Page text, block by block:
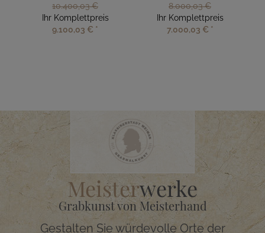
10.400,03 €
Ihr Komplettpreis
9.100,03 € *
8.000,03 €
Ihr Komplettpreis
7.000,03 € *
Meisterwerke
Grabkunst von Meisterhand
Gestalten Sie würdevolle Orte der